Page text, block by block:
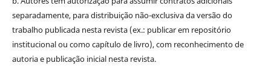
separadamente, para distribuição não-exclusiva da versão do
trabalho publicada nesta revista (ex.: publicar em repositório
institucional ou como capítulo de livro), com reconhecimento de
autoria e publicação inicial nesta revista.